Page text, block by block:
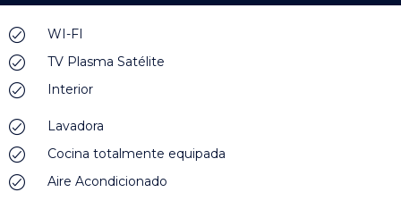
WI-FI
TV Plasma Satélite
Interior
Lavadora
Cocina totalmente equipada
Aire Acondicionado